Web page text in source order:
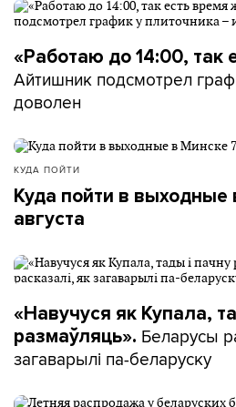
«Работаю до 14:00, так
Айтишник подсмотрел
доволен
КУДА ПОЙТИ
Куда пойти в выходные
августа
«Навучуся як Купала,
размаўляць». Беларусы
загаварылі па-беларуску